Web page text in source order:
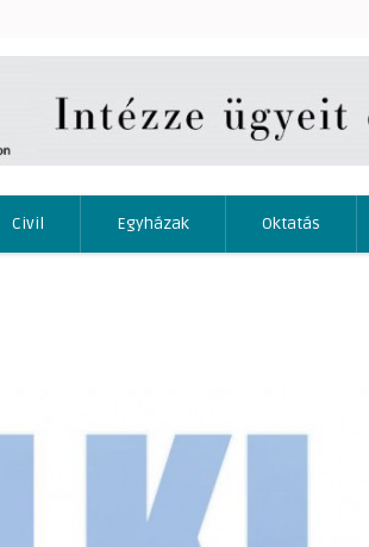
Civil Egyházak Oktatás